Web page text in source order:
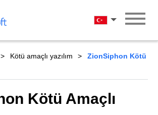
Türkçe
Kötü amaçlı yazılım
ZionSiphon Kötü
Kötü Amaçlı